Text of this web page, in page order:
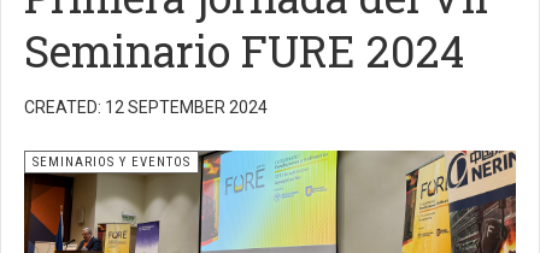
Seminario FURE 2024
CREATED: 12 SEPTEMBER 2024
SEMINARIOS Y EVENTOS